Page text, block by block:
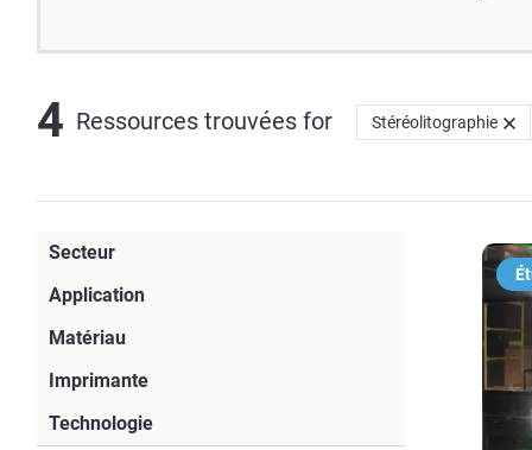
4 Ressources trouvées for Stéréolitographie
Secteur
Produits de consommation
Dentaire
Automobile
Médical
Application
Fabrication
Outillage
Gabarits et Fixations
Matériau
Résine ULTEM™ 9085
ASA (7)
Imprimante
J5 DentaJet
Technologie